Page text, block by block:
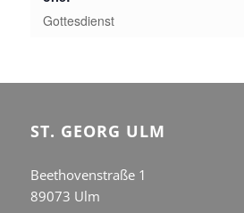
Gottesdienst
ST. GEORG ULM
Beethovenstraße 1
89073 Ulm